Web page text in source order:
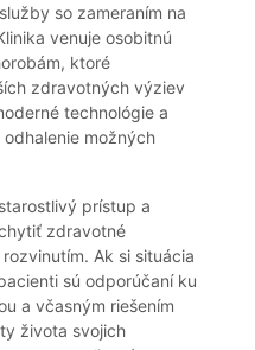
so zameraním na
venuje osobitnú
ktoré
zdravotných výziev
technológie a
možných
prístup a
zdravotné
Ak si situácia
sú odporúčaní ku
a včasným riešením
života svojich